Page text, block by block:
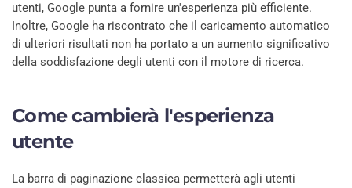
utenti, Google punta a fornire un'esperienza più efficiente.
Inoltre, Google ha riscontrato che il caricamento automatico
di ulteriori risultati non ha portato a un aumento significativo
della soddisfazione degli utenti con il motore di ricerca.
Come cambierà l'esperienza
utente
La barra di paginazione classica permetterà agli utenti